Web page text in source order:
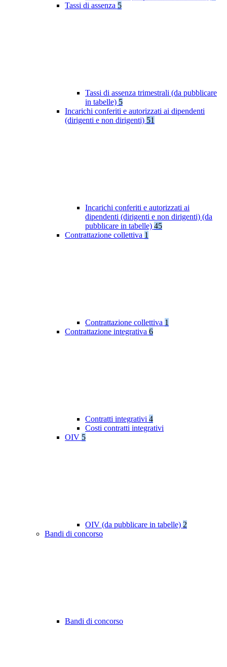
Tassi di assenza 5
Tassi di assenza trimestrali (da pubblicare
in tabelle) 5
Incarichi conferiti e autorizzati ai dipendenti
(dirigenti e non dirigenti) 51
Incarichi conferiti e autorizzati ai
dipendenti (dirigenti e non dirigenti) (da
pubblicare in tabelle) 45
Contrattazione collettiva 1
Contrattazione collettiva 1
Contrattazione integrativa 6
Contratti integrativi 4
Costi contratti integrativi
OIV 5
OIV (da pubblicare in tabelle) 2
Bandi di concorso
Bandi di concorso